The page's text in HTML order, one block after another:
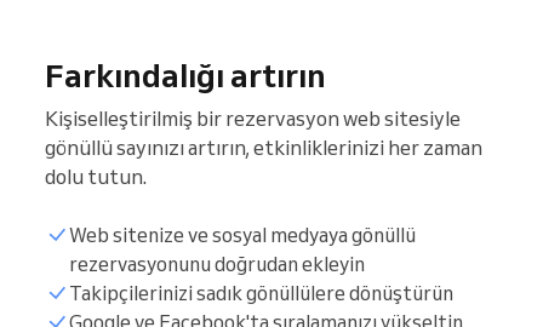
Farkındalığı artırın
Kişiselleştirilmiş bir rezervasyon web sitesiyle
gönüllü sayınızı artırın, etkinliklerinizi her zaman
dolu tutun.
Web sitenize ve sosyal medyaya gönüllü
rezervasyonunu doğrudan ekleyin
Takipçilerinizi sadık gönüllülere dönüştürün
Google ve Facebook'ta sıralamanızı yükseltin